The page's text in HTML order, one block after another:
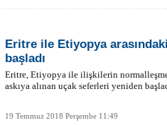
Eritre ile Etiyopya
başladı
Eritre, Etiyopya ile ilişkilerin
askıya alınan uçak seferleri yeniden
19 Temmuz 2018 Perşembe 11:49